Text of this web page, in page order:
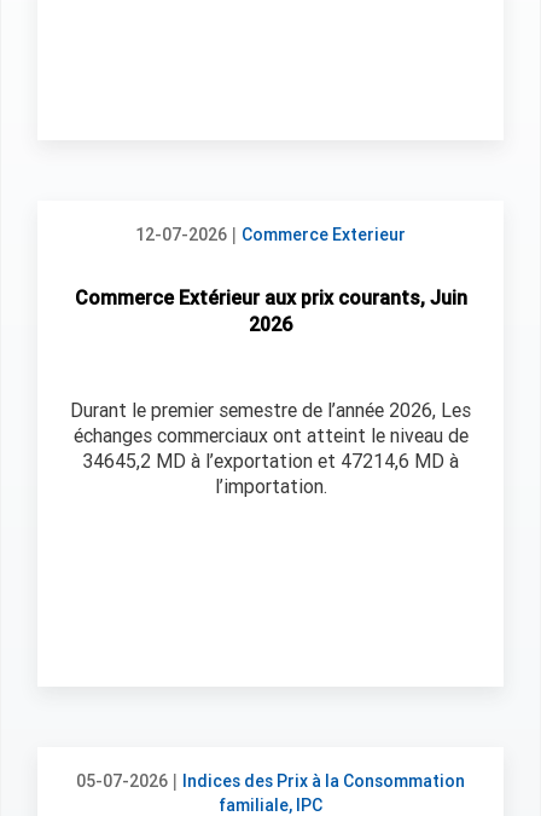
12-07-2026 | Commerce Exterieur
Commerce Extérieur aux prix courants, Juin
2026
Durant le premier semestre de l’année 2026, Les
échanges commerciaux ont atteint le niveau de
34645,2 MD à l’exportation et 47214,6 MD à
l’importation.
05-07-2026 |
Indices des Prix à la Consommation
familiale, IPC